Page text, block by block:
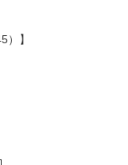
）】